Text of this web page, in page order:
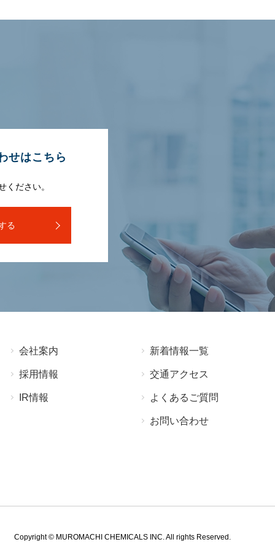
せはこちら
ください。
る
会社案内
採⽤情報
IR情報
新着情報⼀覧
交通アクセス
よくあるご質問
お問い合わせ
Copyright © MUROMACHI CHEMICALS INC. All rights Reserved.